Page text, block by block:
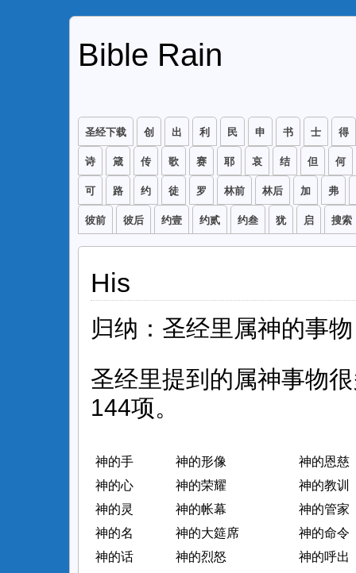
Bible Rain
圣经下载 创 出 利 民 申 书 士 得
诗 箴 传 歌 赛 耶 哀 结 但 何
可 路 约 徒 罗 林前 林后 加 弗
彼前 彼后 约壹 约贰 约叁 犹 启 搜索
His
归纳：圣经里属神的事物
圣经里提到的属神事物
144项。
神的手
神的心
神的灵
神的名
神的话
神的形像
神的荣耀
神的帐幕
神的大筵席
神的烈怒
神的恩慈
神的教训
神的管家
神的命令
神的呼出